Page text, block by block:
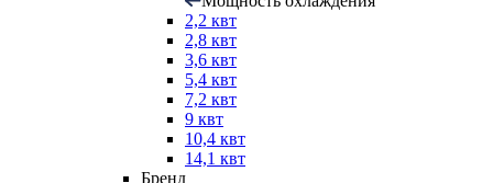
2,2 квт
2,8 квт
3,6 квт
5,4 квт
7,2 квт
9 квт
10,4 квт
14,1 квт
Бренд